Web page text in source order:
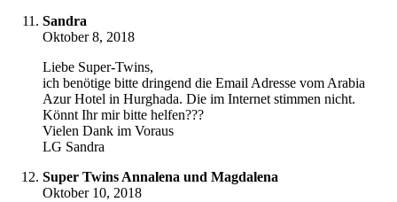
Sandra
Oktober 8, 2018
Liebe Super-Twins,
ich benötige bitte dringend die Email Adresse vom Arabia
Azur Hotel in Hurghada. Die im Internet stimmen nicht.
Könnt Ihr mir bitte helfen???
Vielen Dank im Voraus
LG Sandra
Super Twins Annalena und Magdalena
Oktober 10, 2018